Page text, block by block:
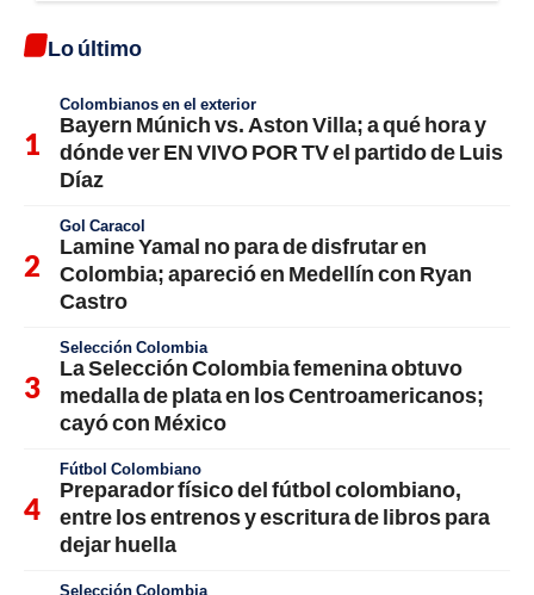
Lo último
Colombianos en el exterior
Bayern Múnich vs. Aston Villa; a qué hora y
dónde ver EN VIVO POR TV el partido de Luis
Díaz
Gol Caracol
Lamine Yamal no para de disfrutar en
Colombia; apareció en Medellín con Ryan
Castro
Selección Colombia
La Selección Colombia femenina obtuvo
medalla de plata en los Centroamericanos;
cayó con México
Fútbol Colombiano
Preparador físico del fútbol colombiano,
entre los entrenos y escritura de libros para
dejar huella
Selección Colombia